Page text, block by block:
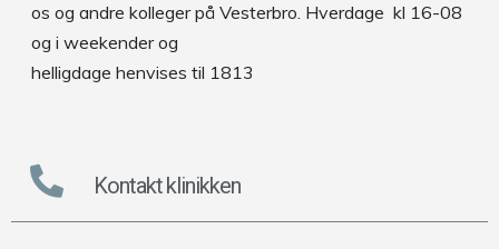
os og andre kolleger på Vesterbro. Hverdage kl 16-08
og i weekender og
helligdage henvises til 1813
Kontakt klinikken